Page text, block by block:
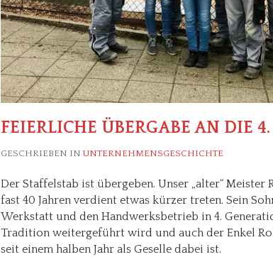
FEIERLICHE ÜBERGABE AN DIE
GESCHRIEBEN IN UNTERNEHMENSGESCHICHTE
Der Staffelstab ist übergeben. Unser „alter“
fast 40 Jahren verdient etwas kürzer treten. Sein
Werkstatt und den Handwerksbetrieb in 4.
Tradition weitergeführt wird und auch der Enkel
seit einem halben Jahr als Geselle dabei ist.